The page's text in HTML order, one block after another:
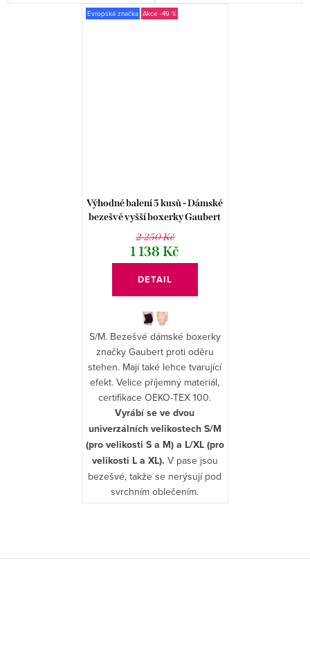
Evropská značka -49 %
Výhodné balení 5 kusů - Dámské
bezešvé vyšší boxerky Gaubert
GBTW-3001
2 250 Kč
1 138 Kč
DETAIL
S/M. Bezešvé dámské boxerky
značky Gaubert proti oděru
stehen. Mají také lehce tvarující
efekt. Velice příjemný materiál,
certifikace OEKO-TEX 100.
Vyrábí se ve dvou
univerzálních velikostech S/M
(pro velikosti S a M) a L/XL (pro
velikosti L a XL). V pase jsou
bezešvé, takže se nerýsují pod
svrchním oblečením.